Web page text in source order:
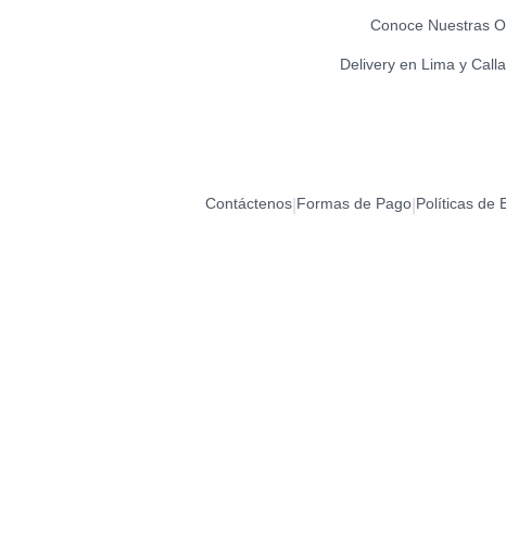
Conoce Nuestras
Delivery en Lima y
Contáctenos Formas de Pago Políticas de